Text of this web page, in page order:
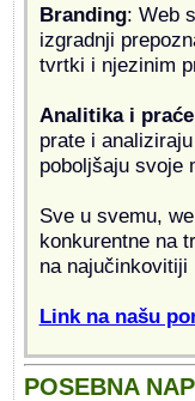
Branding: Web
izgradnji
tvrtki i njezinim
Analitika i
prate i
poboljšaju svoje
Sve u svemu,
konkurentne na
na najučinkovitiji
Link na našu
POSEBNA